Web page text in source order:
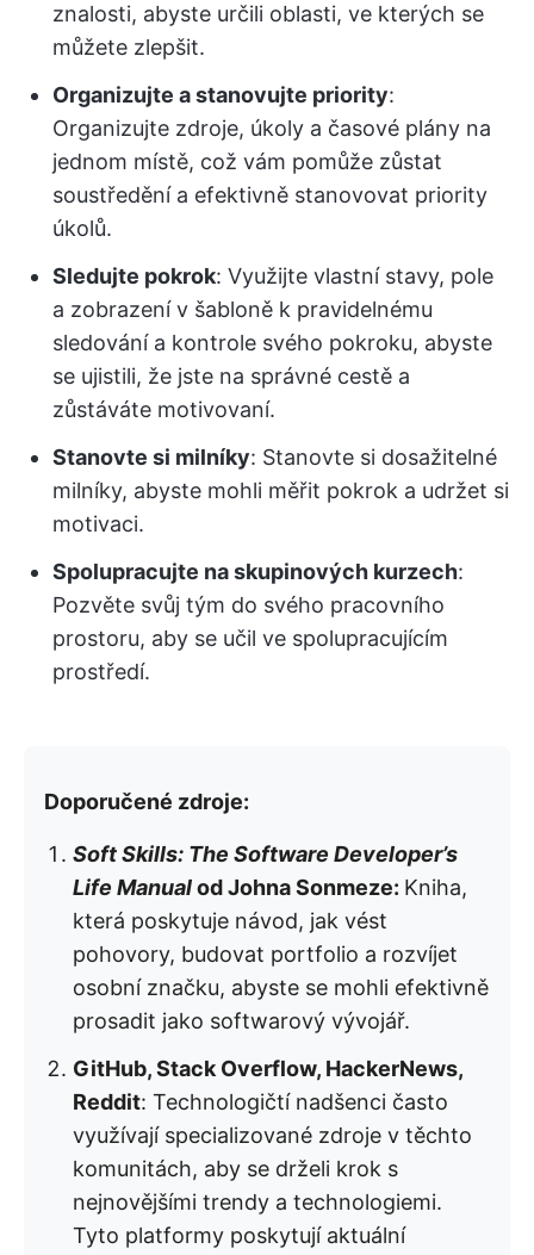
znalosti, abyste určili oblasti, ve kterých se
můžete zlepšit.
Organizujte a stanovujte priority:
Organizujte zdroje, úkoly a časové plány na
jednom místě, což vám pomůže zůstat
soustředění a efektivně stanovovat priority
úkolů.
Sledujte pokrok: Využijte vlastní stavy, pole
a zobrazení v šabloně k pravidelnému
sledování a kontrole svého pokroku, abyste
se ujistili, že jste na správné cestě a
zůstáváte motivovaní.
Stanovte si milníky: Stanovte si dosažitelné
milníky, abyste mohli měřit pokrok a udržet si
motivaci.
Spolupracujte na skupinových kurzech:
Pozvěte svůj tým do svého pracovního
prostoru, aby se učil ve spolupracujícím
prostředí.
Doporučené zdroje:
Soft Skills: The Software Developer’s
Life Manualod Johna Sonmeze: Kniha,
která poskytuje návod, jak vést
pohovory, budovat portfolio a rozvíjet
osobní značku, abyste se mohli efektivně
prosadit jako softwarový vývojář.
GitHub, Stack Overflow, HackerNews,
Reddit: Technologičtí nadšenci často
využívají specializované zdroje v těchto
komunitách, aby se drželi krok s
nejnovějšími trendy a technologiemi.
Tyto platformy poskytují aktuální